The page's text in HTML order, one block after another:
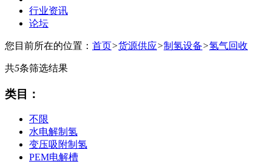
行业资讯
论坛
您目前所在的位置： 首页>货源供应>制氢设备>氢气回收
共5条筛选结果
类目：
不限
水电解制氢
变压吸附制氢
PEM电解槽